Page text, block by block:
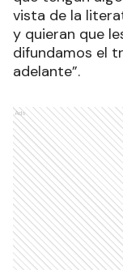
vista de la
y quieran que
difundamos el
adelante”.
Ads